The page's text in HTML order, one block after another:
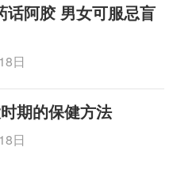
话阿胶 男女可服忌盲
日
期的保健方法
日